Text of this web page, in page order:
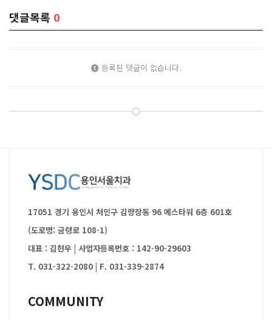
댓글목록 0
등록된 댓글이 없습니다.
17051 경기 용인시 처인구 김량장동 96 에스타워 6층 601호
(도로명: 금령로 108-1)
대표 : 김현우 | 사업자등록번호 : 142-90-29603
T. 031-322-2080 | F. 031-339-2874
COMMUNITY